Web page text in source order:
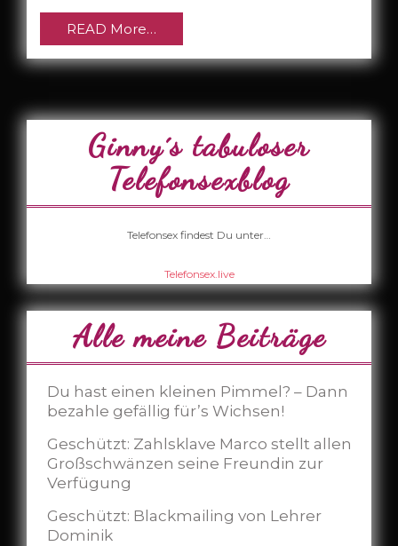
READ More…
Ginny´s tabuloser
Telefonsexblog
Telefonsex findest Du unter…
Telefonsex.live
Alle meine Beiträge
Du hast einen kleinen Pimmel? – Dann
bezahle gefällig für’s Wichsen!
Geschützt: Zahlsklave Marco stellt allen
Großschwänzen seine Freundin zur
Verfügung
Geschützt: Blackmailing von Lehrer
Dominik